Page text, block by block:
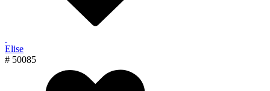
Elise
# 50085